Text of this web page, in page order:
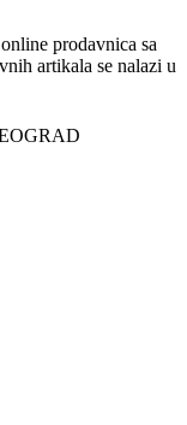
prodavnica sa
artikala se nalazi u